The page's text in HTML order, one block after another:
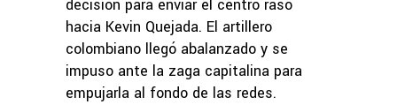
decisión para enviar el centro raso
hacia Kevin Quejada. El artillero
colombiano llegó abalanzado y se
impuso ante la zaga capitalina para
empujarla al fondo de las redes.